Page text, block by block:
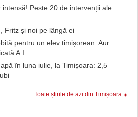
Peste 20 de intervenții ale
Fritz și noi pe lângă ei
pentru un elev timișorean. Aur
A.I.
în luna iulie, la Timișoara: 2,5
Toate știrile de azi din Timișoara